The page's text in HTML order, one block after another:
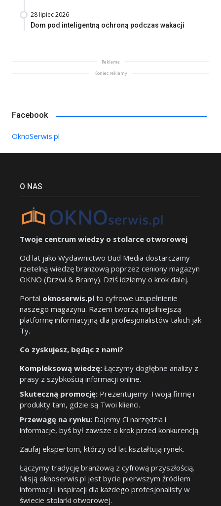
28 lipiec 2026
Dom pod inteligentną ochroną podczas wakacji
Reklama
Koniec reklamy
Facebook
OknoSerwis.pl
O NAS
Twoje centrum wiedzy o stolarce otworowej
Od lat jako Wydawnictwo Bud Media dostarczamy
rzetelną wiedzę branżową poprzez ceniony magazyn
OKNO (Drzwi & Bramy). Dziś idziemy o krok dalej.
Portal oknoserwis.pl to cyfrowe uzupełnienie
naszego magazynu. Razem tworzą najsilniejszą
platformę informacyjną dla profesjonalistów takich jak
Ty.
Co zyskujesz, będąc z nami?
Kompleksową wiedzę: Łączymy dogłębne analizy z
prasy z szybkością informacji online.
Skuteczną promocję: Prezentujemy Twoją firmę i
produkty tam, gdzie są Twoi klienci.
Przewagę na rynku: Dajemy Ci narzędzia i
informacje, byś był zawsze o krok przed konkurencją.
Zaufaj ekspertom, którzy od lat kształtują rynek.
Łączymy tradycję branżową z cyfrową przyszłością.
Misją oknoserwis.pl jest bycie pierwszym źródłem
informacji i inspiracji dla każdego profesjonalisty w
świecie stolarki otworowej.